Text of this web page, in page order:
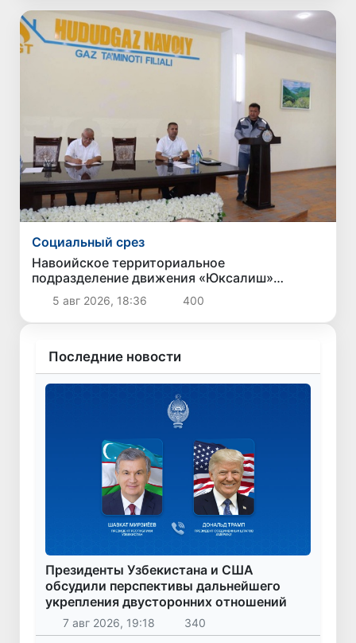
Социальный срез
Навоийское территориальное
подразделение движения «Юксалиш»
провело общественные слушания по вопросу
обеспечения населения сжиженным газом
5 авг 2026, 18:36 400
Последние новости
Президенты Узбекистана и США
обсудили перспективы дальнейшего
укрепления двусторонних отношений
7 авг 2026, 19:18 340